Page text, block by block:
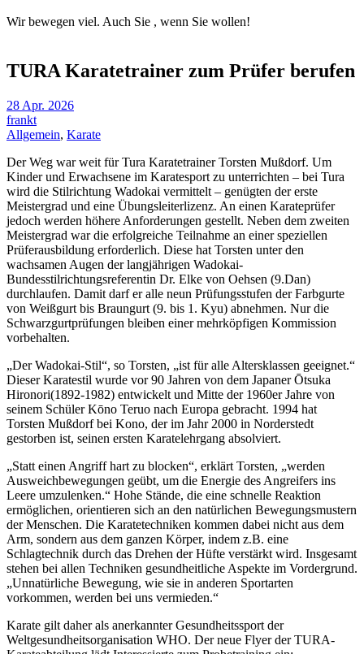
Wir bewegen viel. Auch Sie , wenn Sie wollen!
TURA Karatetrainer zum Prüfer berufen
28 Apr. 2026
frankt
Allgemein, Karate
Der Weg war weit für Tura Karatetrainer Torsten Mußdorf. Um
Kinder und Erwachsene im Karatesport zu unterrichten – bei Tura
wird die Stilrichtung Wadokai vermittelt – genügten der erste
Meistergrad und eine Übungsleiterlizenz. An einen Karateprüfer
jedoch werden höhere Anforderungen gestellt. Neben dem zweiten
Meistergrad war die erfolgreiche Teilnahme an einer speziellen
Prüferausbildung erforderlich. Diese hat Torsten unter den
wachsamen Augen der langjährigen Wadokai-
Bundesstilrichtungsreferentin Dr. Elke von Oehsen (9.Dan)
durchlaufen. Damit darf er alle neun Prüfungsstufen der Farbgurte
von Weißgurt bis Braungurt (9. bis 1. Kyu) abnehmen. Nur die
Schwarzgurtprüfungen bleiben einer mehrköpfigen Kommission
vorbehalten.
„Der Wadokai-Stil“, so Torsten, „ist für alle Altersklassen geeignet.“
Dieser Karatestil wurde vor 90 Jahren von dem Japaner Ōtsuka
Hironori(1892-1982) entwickelt und Mitte der 1960er Jahre von
seinem Schüler Kōno Teruo nach Europa gebracht. 1994 hat
Torsten Mußdorf bei Kono, der im Jahr 2000 in Norderstedt
gestorben ist, seinen ersten Karatelehrgang absolviert.
„Statt einen Angriff hart zu blocken“, erklärt Torsten, „werden
Ausweichbewegungen geübt, um die Energie des Angreifers ins
Leere umzulenken.“ Hohe Stände, die eine schnelle Reaktion
ermöglichen, orientieren sich an den natürlichen Bewegungsmustern
der Menschen. Die Karatetechniken kommen dabei nicht aus dem
Arm, sondern aus dem ganzen Körper, indem z.B. eine
Schlagtechnik durch das Drehen der Hüfte verstärkt wird. Insgesamt
stehen bei allen Techniken gesundheitliche Aspekte im Vordergrund.
„Unnatürliche Bewegung, wie sie in anderen Sportarten
vorkommen, werden bei uns vermieden.“
Karate gilt daher als anerkannter Gesundheitssport der
Weltgesundheitsorganisation WHO. Der neue Flyer der TURA-